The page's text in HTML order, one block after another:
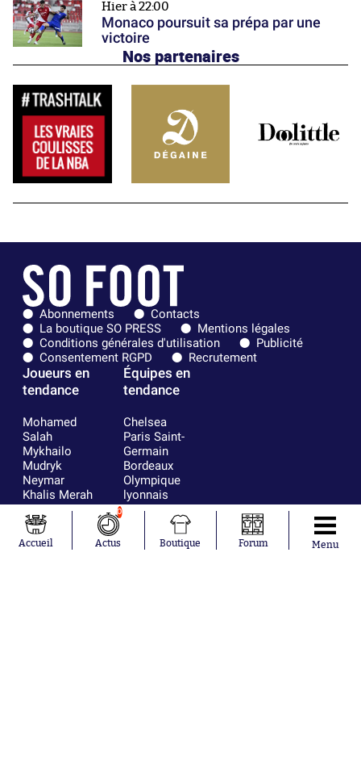
Hier à 22:00
Monaco poursuit sa prépa par une
victoire
Nos partenaires
Abonnements
Contacts
La boutique SO PRESS
Mentions légales
Conditions générales d'utilisation
Publicité
Consentement RGPD
Recrutement
Joueurs en
tendance
Mohamed
Salah
Mykhailo
Mudryk
Neymar
Khalis Merah
Loïs Openda
Moussa
Niakhaté
Équipes en
tendance
Chelsea
Paris Saint-
Germain
Bordeaux
Olympique
lyonnais
FIFA
Real Madrid
RC Strasbourg
AC Milan
Accueil
0
Actus Boutique Forum Menu